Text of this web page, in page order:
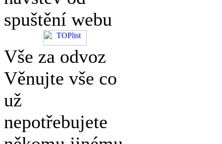
spuštění webu
Vše za odvoz
Věnujte vše co
už
nepotřebujete